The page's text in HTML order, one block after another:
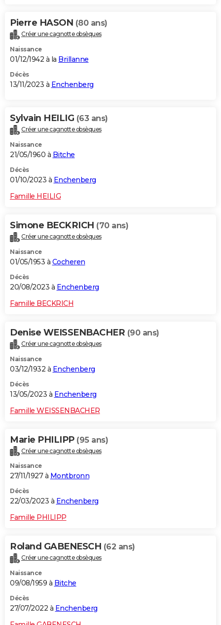
Pierre HASON (80 ans)
Créer une cagnotte obsèques
Naissance
01/12/1942 à la Brillanne
Décès
13/11/2023 à Enchenberg
Sylvain HEILIG (63 ans)
Créer une cagnotte obsèques
Naissance
21/05/1960 à Bitche
Décès
01/10/2023 à Enchenberg
Famille HEILIG
Simone BECKRICH (70 ans)
Créer une cagnotte obsèques
Naissance
01/05/1953 à Cocheren
Décès
20/08/2023 à Enchenberg
Famille BECKRICH
Denise WEISSENBACHER (90 ans)
Créer une cagnotte obsèques
Naissance
03/12/1932 à Enchenberg
Décès
13/05/2023 à Enchenberg
Famille WEISSENBACHER
Marie PHILIPP (95 ans)
Créer une cagnotte obsèques
Naissance
27/11/1927 à Montbronn
Décès
22/03/2023 à Enchenberg
Famille PHILIPP
Roland GABENESCH (62 ans)
Créer une cagnotte obsèques
Naissance
09/08/1959 à Bitche
Décès
27/07/2022 à Enchenberg